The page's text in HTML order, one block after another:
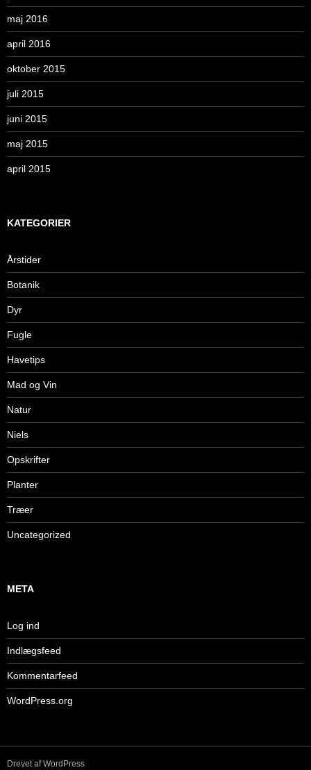
maj 2016
april 2016
oktober 2015
juli 2015
juni 2015
maj 2015
april 2015
KATEGORIER
Årstider
Botanik
Dyr
Fugle
Havetips
Mad og Vin
Natur
Niels
Opskrifter
Planter
Træer
Uncategorized
META
Log ind
Indlægsfeed
Kommentarfeed
WordPress.org
Drevet af WordPress